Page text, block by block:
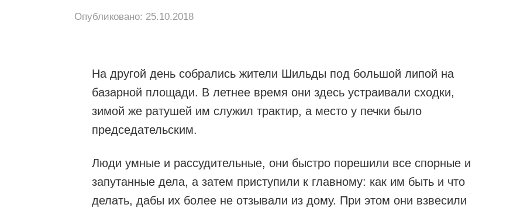
Опубликовано: 25.10.2018
На другой день собрались жители Шильды под большой липой на
базарной площади. В летнее время они здесь устраивали сходки,
зимой же ратушей им служил трактир, а место у печки было
председательским.
Люди умные и рассудительные, они быстро порешили все спорные и
запутанные дела, а затем приступили к главному: как им быть и что
делать, дабы их более не отзывали из дому. При этом они взвесили